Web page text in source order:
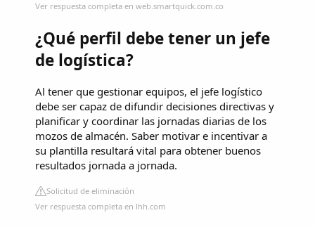
Ver respuesta completa en web.smartquick.com.co
¿Qué perfil debe tener un jefe
de logística?
Al tener que gestionar equipos, el jefe logístico
debe ser capaz de difundir decisiones directivas y
planificar y coordinar las jornadas diarias de los
mozos de almacén. Saber motivar e incentivar a
su plantilla resultará vital para obtener buenos
resultados jornada a jornada.
Solicitud de eliminación
Ver respuesta completa en lhh.com